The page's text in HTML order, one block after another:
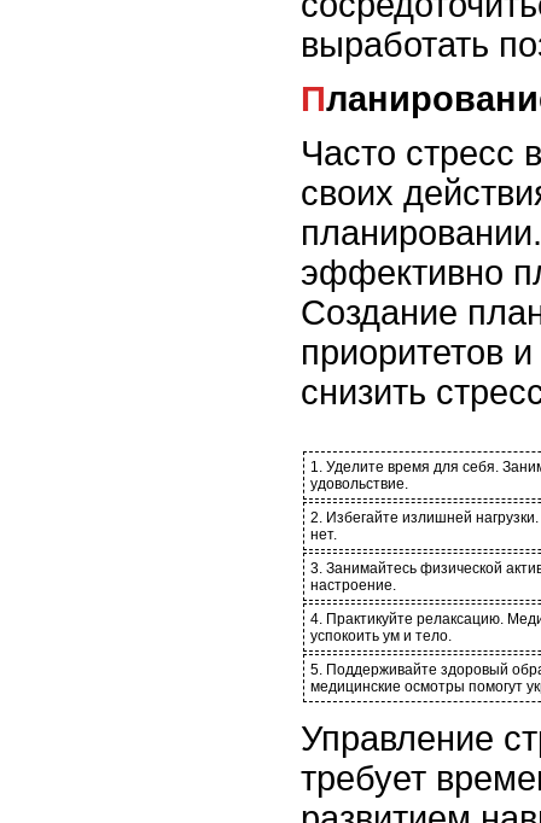
выработать
Часто стресс
своих
эффективно
Создание
приоритетов
снизить
1. Уделите время для себя.
удовольствие.
2. Избегайте излишней
нет.
3. Занимайтесь физической
настроение.
4. Практикуйте релаксацию.
успокоить ум и тело.
5. Поддерживайте здоровый
медицинские осмотры помогут
Управление
требует